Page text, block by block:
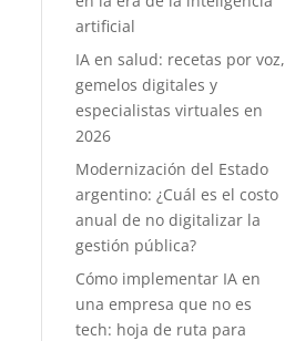
artificial
IA en salud: recetas por voz,
gemelos digitales y
especialistas virtuales en
2026
Modernización del Estado
argentino: ¿Cuál es el costo
anual de no digitalizar la
gestión pública?
Cómo implementar IA en
una empresa que no es
tech: hoja de ruta para